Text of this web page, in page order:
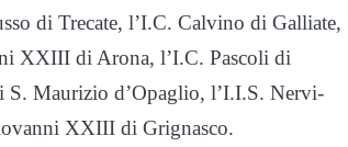
di Trecate, l’I.C. Calvino di Galliate,
XXIII di Arona, l’I.C. Pascoli di
Maurizio d’Opaglio, l’I.I.S. Nervi-
XXIII di Grignasco.